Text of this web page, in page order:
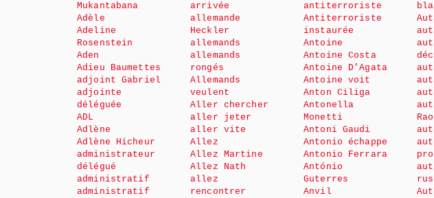
Mukantabana
Adèle
Adeline
Rosenstein
Aden
Adieu Baumettes
adjoint Gabriel
adjointe
déléguée
ADL
Adlène
Adlène Hicheur
administrateur
délégué
administratif
administratif
arrivée
allemande
Heckler
allemands
allemands
rongés
Allemands
veulent
Aller chercher
aller jeter
aller vite
Allez
Allez Martine
Allez Nath
allez
rencontrer
antiterroriste
Antiterroriste
instaurée
Antoine
Antoine Costa
Antoine D’Agata
Antoine voit
Anton Ciliga
Antonella
Monetti
Antoni Gaudi
Antonio échappe
Antonio Ferrara
António
Guterres
Anvil